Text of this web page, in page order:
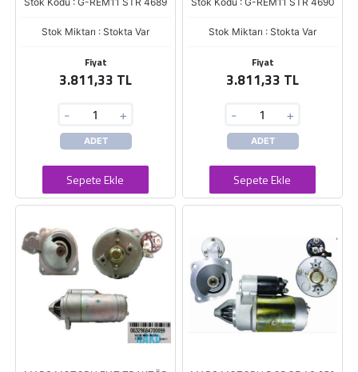
Stok Miktarı : Stokta Var
Fiyat
3.811,33 TL
- +
ADET
Sepete Ekle
Stok Miktarı : Stokta Var
Fiyat
3.811,33 TL
- +
ADET
Sepete Ekle